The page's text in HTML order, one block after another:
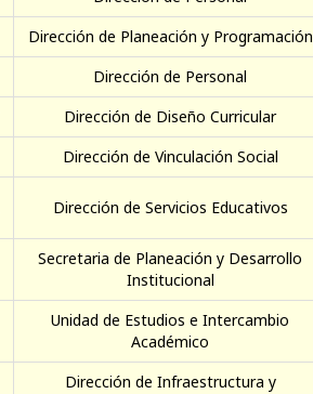
Dirección de Planeación y Programación
Dirección de Personal
Dirección de Diseño Curricular
Dirección de Vinculación Social
Dirección de Servicios Educativos
Secretaria de Planeación y Desarrollo
Institucional
Unidad de Estudios e Intercambio
Académico
Dirección de Infraestructura y